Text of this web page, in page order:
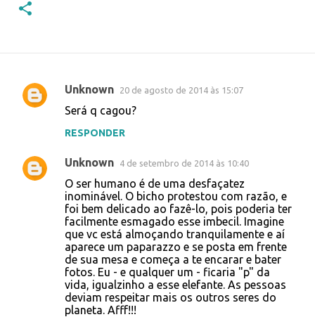
C
e
n
Unknown 20 de agosto de 2014 às 15:07
Será q cagou?
RESPONDER
Unknown 4 de setembro de 2014 às 10:40
O ser humano é de uma desfaçatez
inominável. O bicho protestou com razão, e
foi bem delicado ao fazê-lo, pois poderia ter
facilmente esmagado esse imbecil. Imagine
que vc está almoçando tranquilamente e aí
aparece um paparazzo e se posta em frente
de sua mesa e começa a te encarar e bater
fotos. Eu - e qualquer um - ficaria "p" da
vida, igualzinho a esse elefante. As pessoas
deviam respeitar mais os outros seres do
planeta. Afff!!!